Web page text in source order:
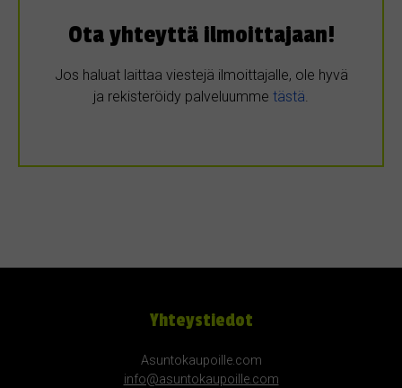
Ota yhteyttä ilmoittajaan!
Jos haluat laittaa viestejä ilmoittajalle, ole hyvä
ja rekisteröidy palveluumme tästä.
Yhteystiedot
Asuntokaupoille.com
info@asuntokaupoille.com